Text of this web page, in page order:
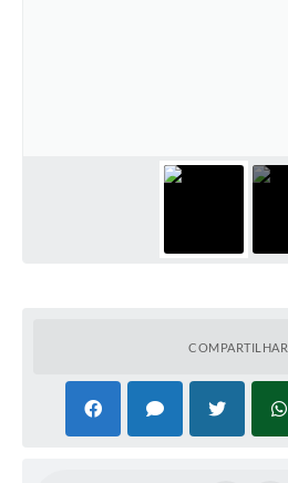
COMPARTILHAR